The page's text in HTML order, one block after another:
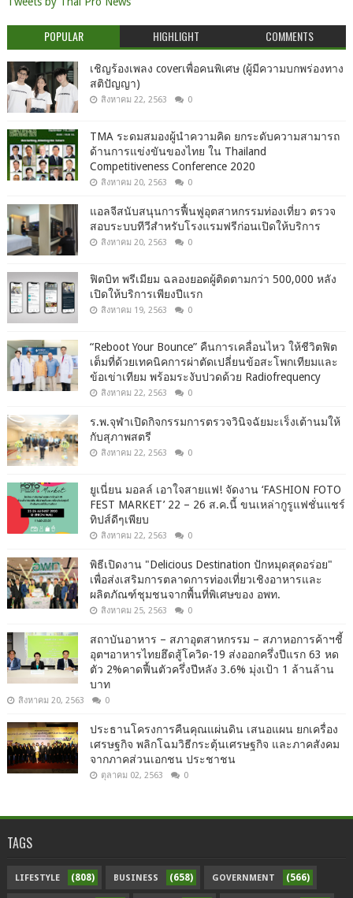
POPULAR HIGHLIGHT COMMENTS
เชิญร้องเพลง coverเพื่อคนพิเศษ (ผู้มีความบกพร่องทาง
สติปัญญา)
สิงหาคม 22, 2563 0
TMA ระดมสมองผู้นำความคิด ยกระดับความสามารถ
ด้านการแข่งขันของไทย ใน Thailand
Competitiveness Conference 2020
สิงหาคม 20, 2563 0
แอลจีสนับสนุนการฟื้นฟูอุตสาหกรรมท่องเที่ยว ตรวจ
สอบระบบทีวีสำหรับโรงแรมฟรีก่อนเปิดให้บริการ
สิงหาคม 20, 2563 0
ฟิตบิท พรีเมียม ฉลองยอดผู้ติดตามกว่า 500,000 หลัง
เปิดให้บริการเพียงปีแรก
สิงหาคม 19, 2563 0
“Reboot Your Bounce” คืนการเคลื่อนไหว ให้ชีวิตฟิต
เต็มที่ด้วยเทคนิคการผ่าตัดเปลี่ยนข้อสะโพกเทียมและ
ข้อเข่าเทียม พร้อมระงับปวดด้วย Radiofrequency
สิงหาคม 22, 2563 0
ร.พ.จุฬาเปิดกิจกรรมการตรวจวินิจฉัยมะเร็งเต้านมให้
กับสุภาพสตรี
สิงหาคม 22, 2563 0
ยูเนี่ยน มอลล์ เอาใจสายแฟ! จัดงาน ‘FASHION FOTO
FEST MARKET’ 22 – 26 ส.ค.นี้ ขนเหล่ากูรูแฟชั่นแชร์
ทิปส์ดีๆเพียบ
สิงหาคม 22, 2563 0
พิธีเปิดงาน "Delicious Destination ปักหมุดสุดอร่อย"
เพื่อส่งเสริมการตลาดการท่องเที่ยวเชิงอาหารและ
ผลิตภัณฑ์ชุมชนจากพื้นที่พิเศษของ อพท.
สิงหาคม 25, 2563 0
สถาบันอาหาร – สภาอุตสาหกรรม – สภาหอการค้าฯชี้
อุตฯอาหารไทยฮึดสู้โควิด-19 ส่งออกครึ่งปีแรก 63 หด
ตัว 2%คาดฟื้นตัวครึ่งปีหลัง 3.6% มุ่งเป้า 1 ล้านล้าน
บาท
สิงหาคม 20, 2563 0
ประธานโครงการคืนคุณแผ่นดิน เสนอแผน ยกเครื่อง
เศรษฐกิจ พลิกโฉมวิธีกระตุ้นเศรษฐกิจ และภาคสังคม
จากภาคส่วนเอกชน ประชาชน
ตุลาคม 02, 2563 0
TAGS
LIFESTYLE (808) BUSINESS (658) GOVERNMENT (566)